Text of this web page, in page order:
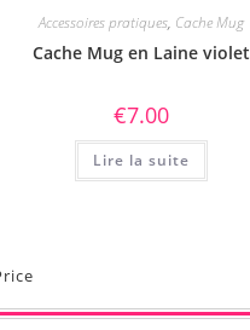
Accessoires pratiques, Cache Mug
Cache Mug en Laine violet
€7.00
Lire la suite